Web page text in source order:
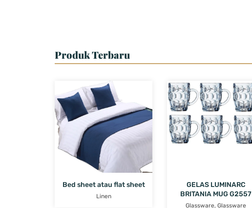
Produk Terbaru
Bed sheet atau flat sheet
Linen
GELAS LUMINARC
BRITANIA MUG G2557
Glassware, Glassware